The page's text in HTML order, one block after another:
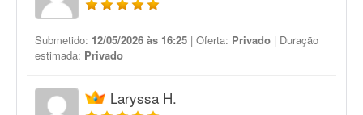
Submetido: 12/05/2026 às 16:25 | Oferta: Privado | Duração
estimada: Privado
Laryssa H.